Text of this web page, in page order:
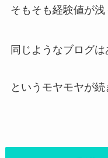
そもそも経験値が浅
同じようなブログは
というモヤモヤが続